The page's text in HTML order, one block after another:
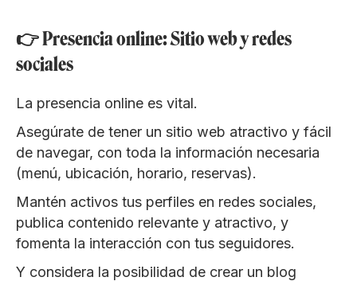
👉 Presencia online: Sitio web y redes
sociales
La presencia online es vital.
Asegúrate de tener un sitio web atractivo y fácil
de navegar, con toda la información necesaria
(menú, ubicación, horario, reservas).
Mantén activos tus perfiles en redes sociales,
publica contenido relevante y atractivo, y
fomenta la interacción con tus seguidores.
Y considera la posibilidad de crear un blog